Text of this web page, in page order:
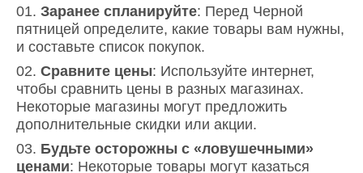
Заранее спланируйте: Перед Черной
пятницей определите, какие товары вам нужны,
и составьте список покупок.
Сравните цены: Используйте интернет,
чтобы сравнить цены в разных магазинах.
Некоторые магазины могут предложить
дополнительные скидки или акции.
Будьте осторожны с «ловушечными»
ценами: Некоторые товары могут казаться